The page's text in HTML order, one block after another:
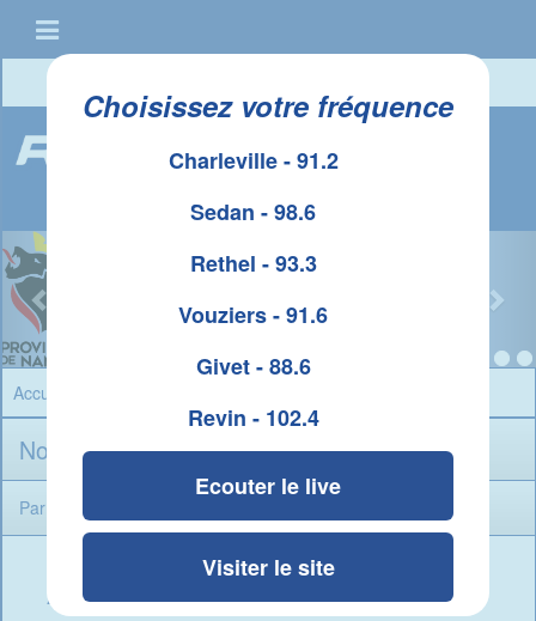
Choisissez votre fréquence
Charleville - 91.2
Sedan - 98.6
Rethel - 93.3
Vouziers - 91.6
Givet - 88.6
Revin - 102.4
Ecouter le live
Visiter le site
Accueil
Nous contacter
Par téléphone
03.24.27.45.46
Admin. & Prog. : 03.24.27.66.72